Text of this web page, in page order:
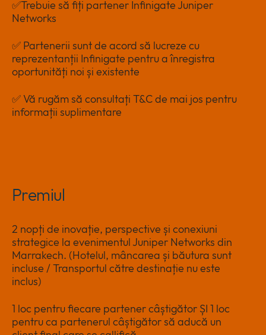
✅Trebuie să fiți partener Infinigate Juniper
Networks
✅ Partenerii sunt de acord să lucreze cu
reprezentanții Infinigate pentru a înregistra
oportunități noi și existente
✅ Vă rugăm să consultați T&C de mai jos pentru
informații suplimentare
Premiul
2 nopți de inovație, perspective și conexiuni
strategice la evenimentul Juniper Networks din
Marrakech. (Hotelul, mâncarea și băutura sunt
incluse / Transportul către destinație nu este
inclus)
1 loc pentru fiecare partener câștigător ȘI 1 loc
pentru ca partenerul câștigător să aducă un